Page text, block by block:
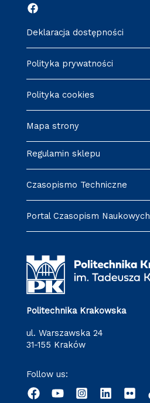
Deklaracja dostępności
Polityka prywatności
Polityka cookies
Mapa strony
Regulamin sklepu
Czasopismo Techniczne
Portal Czasopism Naukowych
Politechnika Krakowska
ul. Warszawska 24
31-155 Kraków
Follow us: